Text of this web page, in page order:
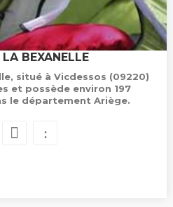
BEXANELLE
situé à Vicdessos (09220)
et possède environ 197
le département Ariège.